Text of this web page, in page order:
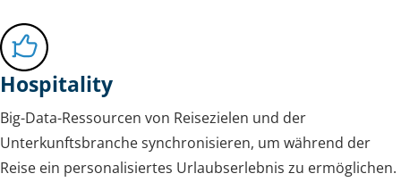
Hospitality
Big-Data-Ressourcen von Reisezielen und der
Unterkunftsbranche synchronisieren, um während der
Reise ein personalisiertes Urlaubserlebnis zu ermöglichen.